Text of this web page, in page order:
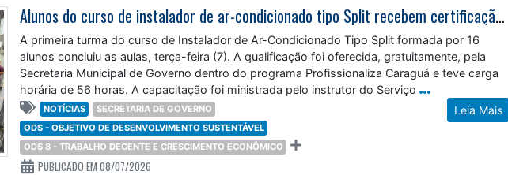
Alunos do curso de instalador de ar-condicionado tipo Split recebem certificação em Caraguatatuba
A primeira turma do curso de Instalador de Ar-Condicionado Tipo Split formada por 16
alunos concluiu as aulas, terça-feira (7). A qualificação foi oferecida, gratuitamente, pela
Secretaria Municipal de Governo dentro do programa Profissionaliza Caraguá e teve carga
horária de 56 horas. A capacitação foi ministrada pelo instrutor do Serviço
Leia Mais
NOTÍCIAS
SECRETARIA DE GOVERNO
ODS - OBJETIVO DE DESENVOLVIMENTO SUSTENTÁVEL
ODS 8 - TRABALHO DECENTE E CRESCIMENTO ECONÔMICO
PUBLICADO EM 08/07/2026